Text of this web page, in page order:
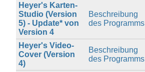
Heyer's Karten-
Studio (Version
5) - Update* von
Version 4
Beschreibung
des Programms
Heyer's Video-
Cover (Version
4)
Beschreibung
des Programms